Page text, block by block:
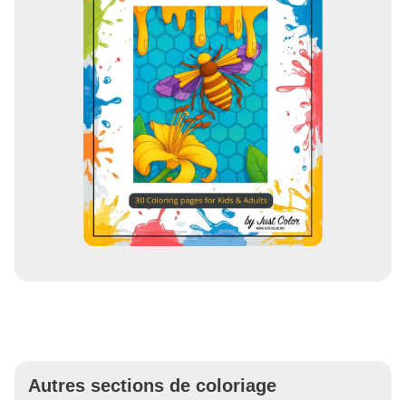
Autres sections de coloriage